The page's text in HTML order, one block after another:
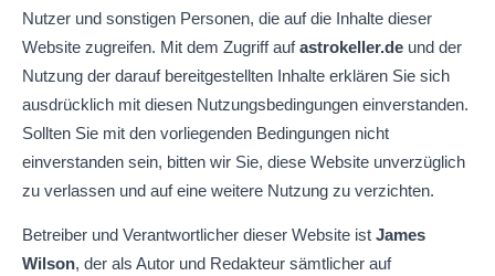
Nutzer und sonstigen Personen, die auf die Inhalte dieser
Website zugreifen. Mit dem Zugriff aufastrokeller.de und der
Nutzung der darauf bereitgestellten Inhalte erklären Sie sich
ausdrücklich mit diesen Nutzungsbedingungen einverstanden.
Sollten Sie mit den vorliegenden Bedingungen nicht
einverstanden sein, bitten wir Sie, diese Website unverzüglich
zu verlassen und auf eine weitere Nutzung zu verzichten.
Betreiber und Verantwortlicher dieser Website ist James
Wilson, der als Autor und Redakteur sämtlicher auf